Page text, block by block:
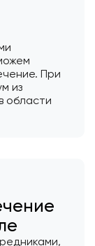
При
из
области